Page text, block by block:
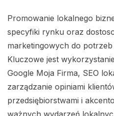
Promowanie lokalnego
specyfiki rynku oraz
marketingowych do potrzeb
Kluczowe jest
Google Moja Firma, SEO
zarządzanie opiniami
przedsiębiorstwami i